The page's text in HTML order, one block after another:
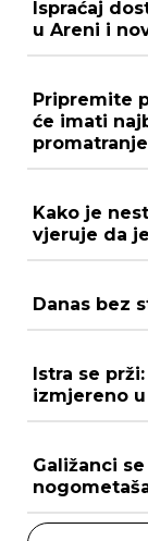
Ispraćaj
u Areni i
Pripremite
će imati
Kako je
vjeruje da
Danas bez
Istra se
izmjereno
Galižanci